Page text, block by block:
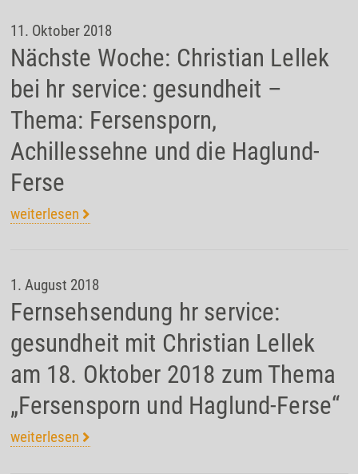
11. Oktober 2018
Nächste Woche: Christian Lellek
bei hr service: gesundheit –
Thema: Fersensporn,
Achillessehne und die Haglund-
Ferse
weiterlesen
1. August 2018
Fernsehsendung hr service:
gesundheit mit Christian Lellek
am 18. Oktober 2018 zum Thema
„Fersensporn und Haglund-Ferse“
weiterlesen